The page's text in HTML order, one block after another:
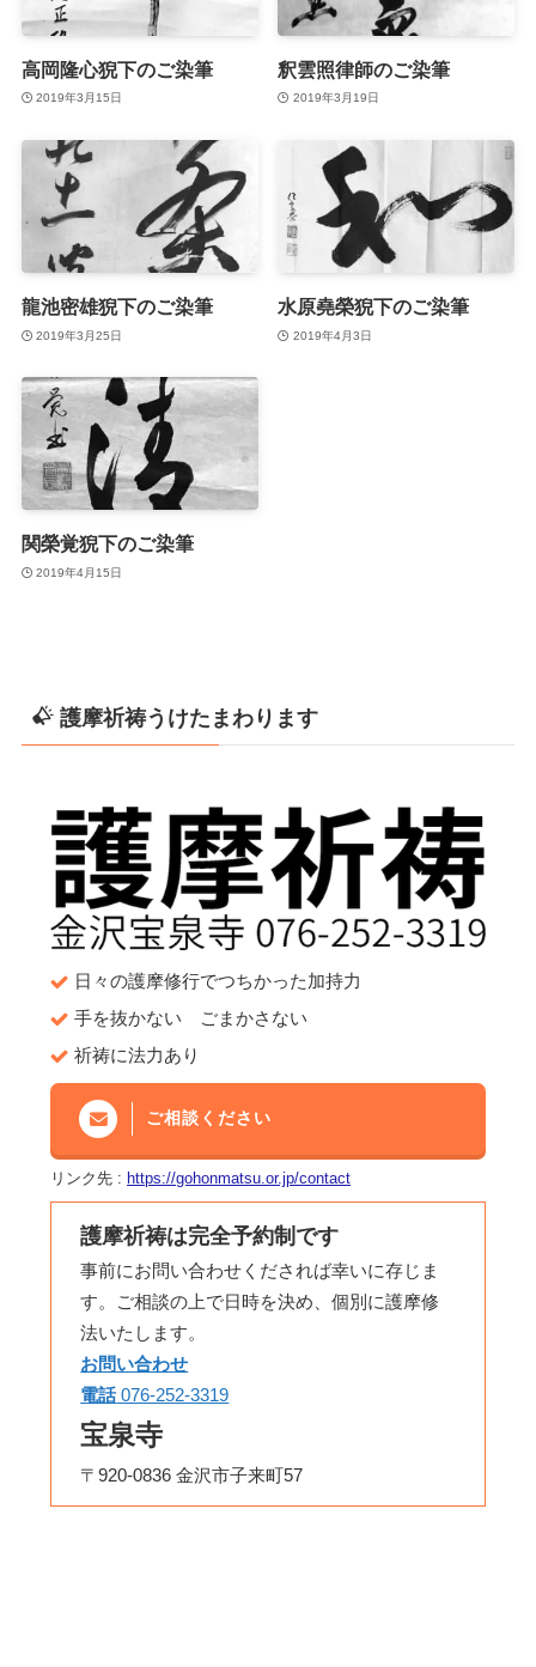
高岡隆心猊下のご染筆
2019年3月15日
釈雲照律師のご染筆
2019年3月19日
龍池密雄猊下のご染筆
2019年3月25日
水原堯榮猊下のご染筆
2019年4月3日
関榮覚猊下のご染筆
2019年4月15日
護摩祈祷うけたまわります
日々の護摩修行でつちかった加持力
手を抜かない ごまかさない
祈祷に法力あり
ご相談ください
リンク先 : https://gohonmatsu.or.jp/contact
護摩祈祷は完全予約制です
事前にお問い合わせくだされば幸いに存じま
す。ご相談の上で日時を決め、個別に護摩修
法いたします。
お問い合わせ
電話076-252-3319
宝泉寺
〒920-0836 金沢市子来町57